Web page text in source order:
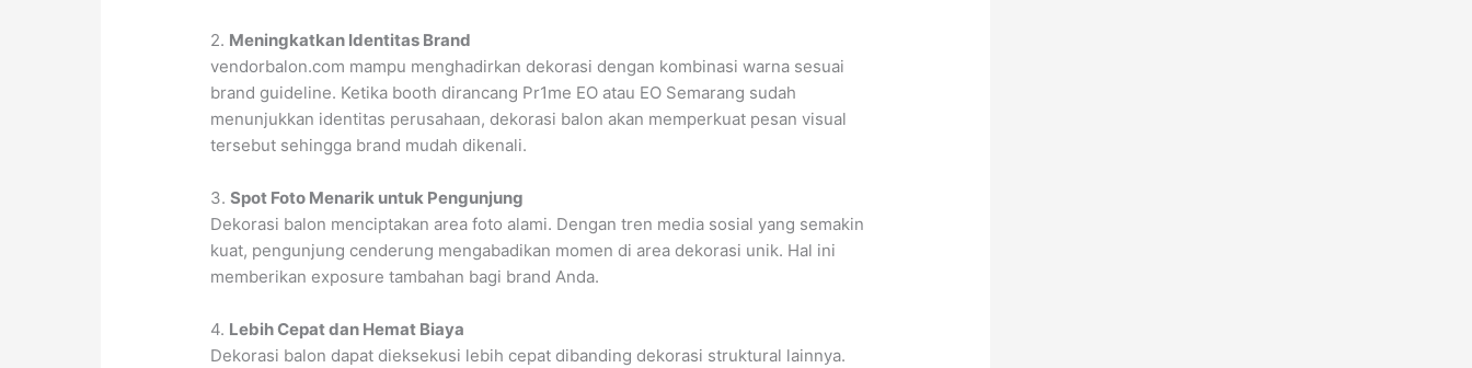
2. Meningkatkan Identitas Brand
vendorbalon.com mampu menghadirkan dekorasi dengan kombinasi warna sesuai
brand guideline. Ketika booth dirancang Pr1me EO atau EO Semarang sudah
menunjukkan identitas perusahaan, dekorasi balon akan memperkuat pesan visual
tersebut sehingga brand mudah dikenali.
3.Spot Foto Menarik untuk Pengunjung
Dekorasi balon menciptakan area foto alami. Dengan tren media sosial yang semakin
kuat, pengunjung cenderung mengabadikan momen di area dekorasi unik. Hal ini
memberikan exposure tambahan bagi brand Anda.
4. Lebih Cepat dan Hemat Biaya
Dekorasi balon dapat dieksekusi lebih cepat dibanding dekorasi struktural lainnya.